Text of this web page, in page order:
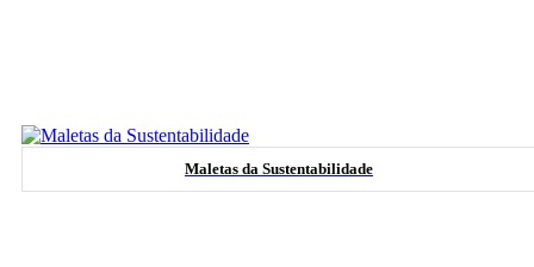
Maletas da Sustentabilidade